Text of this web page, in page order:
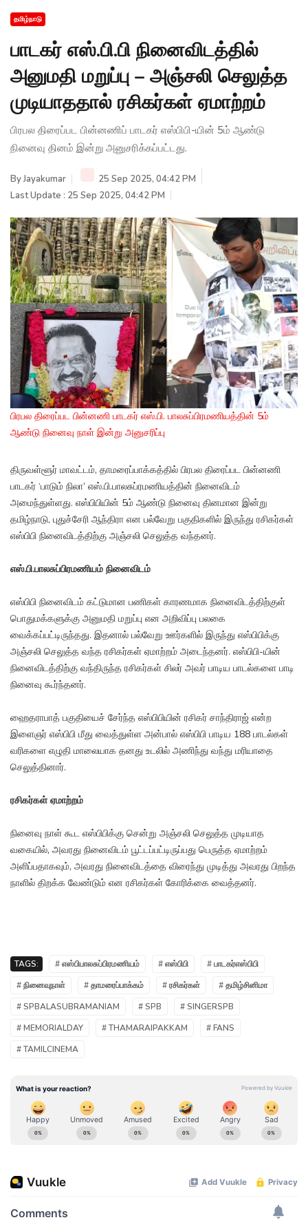
தமிழ்நாடு
பாடகர் எஸ்.பி.பி நினைவிடத்தில்
அனுமதி மறுப்பு – அஞ்சலி செலுத்த
முடியாததால் ரசிகர்கள் ஏமாற்றம்
பிரபல திரைப்பட பின்னணிப் பாடகர் எஸ்பிபி-யின் 5ம் ஆண்டு
நினைவு தினம் இன்று அனுசரிக்கப்பட்டது.
ByJayakumar
25 Sep 2025, 04:42 PM
Last Update : 25 Sep 2025, 04:42 PM
பிரபல திரைப்பட பின்னணி பாடகர் எஸ்.பி. பாலசுப்பிரமணியத்தின் 5ம்
ஆண்டு நினைவு நாள் இன்று அனுசரிப்பு
திருவள்ளூர் மாவட்டம், தாமரைப்பாக்கத்தில் பிரபல திரைப்பட பின்னணி
பாடகர் ‘பாடும் நிலா’ எஸ்.பி.பாலசுப்ரமணியத்தின் நினைவிடம்
அமைந்துள்ளது. எஸ்பிபியின் 5ம் ஆண்டு நினைவு தினமான இன்று
தமிழ்நாடு, புதுச்சேரி ஆந்திரா என பல்வேறு பகுதிகளில் இருந்து ரசிகர்கள்
எஸ்பிபி நினைவிடத்திற்கு அஞ்சலி செலுத்த வந்தனர்.
எஸ்.பி.பாலசுப்பிரமணியம் நினைவிடம்
எஸ்பிபி நினைவிடம் கட்டுமான பணிகள் காரணமாக நினைவிடத்திற்குள்
பொதுமக்களுக்கு அனுமதி மறுப்பு என அறிவிப்பு பலகை
வைக்கப்பட்டிருந்தது. இதனால் பல்வேறு ஊர்களில் இருந்து எஸ்பிபிக்கு
அஞ்சலி செலுத்த வந்த ரசிகர்கள் ஏமாற்றம் அடைந்தனர். எஸ்பிபி-யின்
நினைவிடத்திற்கு வந்திருந்த ரசிகர்கள் சிலர் அவர் பாடிய பாடல்களை பாடி
நினைவு கூர்ந்தனர்.
ஹைதராபாத் பகுதியைச் சேர்ந்த எஸ்பிபியின் ரசிகர் சாந்திராஜ் என்ற
இளைஞர் எஸ்பிபி மீது வைத்துள்ள அன்பால் எஸ்பிபி பாடிய 188 பாடல்கள்
வரிகளை எழுதி மாலையாக தனது உடலில் அணிந்து வந்து மரியாதை
செலுத்தினார்.
ரசிகர்கள் ஏமாற்றம்
நினைவு நாள் கூட எஸ்பிபிக்கு சென்று அஞ்சலி செலுத்த முடியாத
வகையில், அவரது நினைவிடம் பூட்டப்பட்டிருப்பது பெருத்த ஏமாற்றம்
அளிப்பதாகவும், அவரது நினைவிடத்தை விரைந்து முடித்து அவரது பிறந்த
நாளில் திறக்க வேண்டும் என ரசிகர்கள் கோரிக்கை வைத்தனர்.
TAGS: # எஸ்பிபாலசுப்பிரமணியம் # எஸ்பிபி
# பாடகர்எஸ்பிபி
# நினைவுநாள்
# தாமரைப்பாக்கம் # ரசிகர்கள்
# தமிழ்சினிமா
# SPBALASUBRAMANIAM
# SPB
# SINGERSPB
# MEMORIALDAY
# THAMARAIPAKKAM
# FANS
# TAMILCINEMA